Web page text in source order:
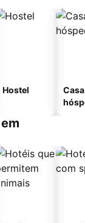
Hostel